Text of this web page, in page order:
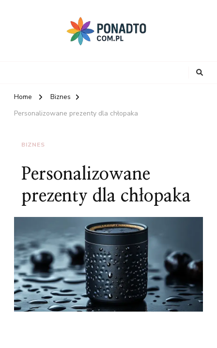
Home
Biznes
Personalizowane prezenty dla chłopaka
BIZNES
Personalizowane
prezenty dla chłopaka